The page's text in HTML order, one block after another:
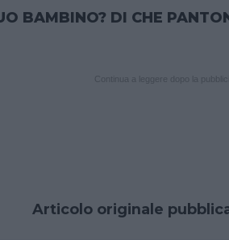
BAMBINO? DI CHE
Articolo originale